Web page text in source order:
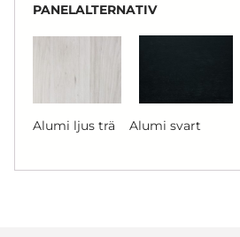
PANELALTERNATIV
Alumi ljus trä Alumi svart